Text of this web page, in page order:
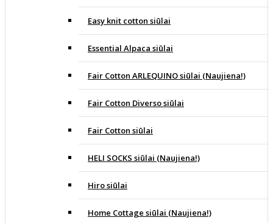
Easy knit cotton siūlai
Essential Alpaca siūlai
Fair Cotton ARLEQUINO siūlai (Naujiena!)
Fair Cotton Diverso siūlai
Fair Cotton siūlai
HELI SOCKS siūlai (Naujiena!)
Hiro siūlai
Home Cottage siūlai (Naujiena!)